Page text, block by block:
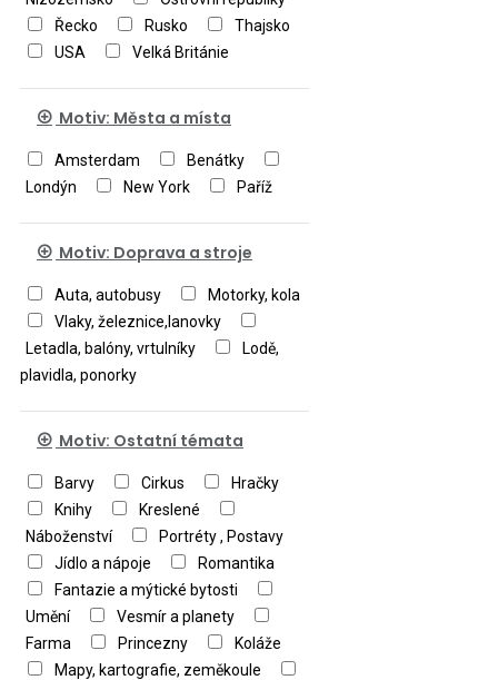
Brueghel
Raffaello
Salvador
Dalí
Sandro Botticelli
Steve Crisp
Vincent van
Gogh
Řecko
Rusko
Thajsko
USA
Velká Británie
Motiv: Města a místa
Amsterdam
Benátky
Londýn
New York Paříž
Motiv: Doprava a stroje
Auta, autobusy
Motorky, kola
Vlaky, železnice,lanovky
Letadla, balóny, vrtulníky
Lodě,
plavidla, ponorky
Motiv: Ostatní témata
Barvy Cirkus
Hračky
Knihy
Kreslené
Náboženství
Portréty , Postavy
Jídlo a nápoje
Romantika
Fantazie a mýtické bytosti
Umění
Vesmír a planety
Farma
Princezny
Koláže
Mapy, kartografie, zeměkoule